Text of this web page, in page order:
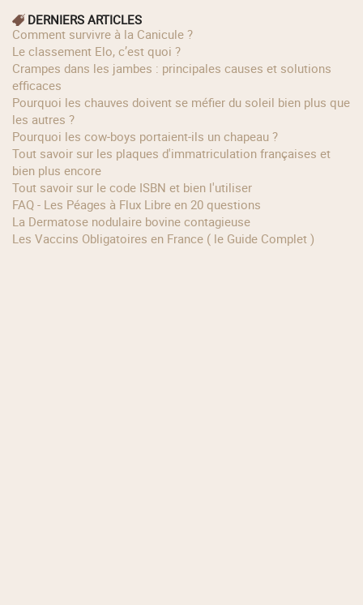
DERNIERS ARTICLES
Comment survivre à la Canicule ?
Le classement Elo, c’est quoi ?
Crampes dans les jambes : principales causes et solutions
efficaces
Pourquoi les chauves doivent se méfier du soleil bien plus que
les autres ?
Pourquoi les cow‑boys portaient‑ils un chapeau ?
Tout savoir sur les plaques d'immatriculation françaises et
bien plus encore
Tout savoir sur le code ISBN et bien l'utiliser
FAQ - Les Péages à Flux Libre en 20 questions
La Dermatose nodulaire bovine contagieuse
Les Vaccins Obligatoires en France ( le Guide Complet )